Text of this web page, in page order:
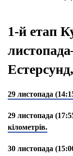
1-й етап
29 листопада
29 листопада
кілометрів.
30 листопада